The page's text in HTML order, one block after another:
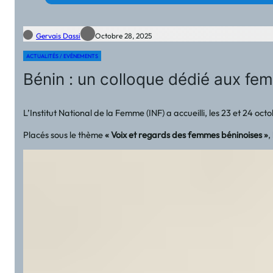
Gervais Dassi Octobre 28, 2025
ACTUALITÉS / EVÉNEMENTS
Bénin : un colloque dédié aux
L’Institut National de la Femme (INF) a accueilli, les 23 et 24
Placés sous le thème« Voix et regards des femmes béninoises »,